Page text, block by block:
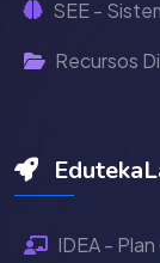
SEE -
Recursos
IDEA -